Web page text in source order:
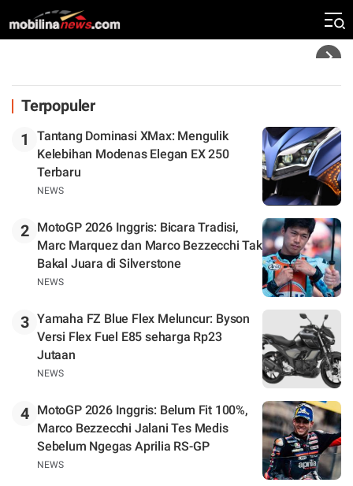
Rekor Kecepatan Silverstone!
Terpopuler
1
Tantang Dominasi XMax: Mengulik
Kelebihan Modenas Elegan EX 250
Terbaru
NEWS
2
MotoGP 2026 Inggris: Bicara Tradisi,
Marc Marquez dan Marco Bezzecchi Tak
Bakal Juara di Silverstone
NEWS
3 Yamaha FZ Blue Flex Meluncur: Byson
Versi Flex Fuel E85 seharga Rp23
Jutaan
NEWS
4
MotoGP 2026 Inggris: Belum Fit 100%,
Marco Bezzecchi Jalani Tes Medis
Sebelum Ngegas Aprilia RS-GP
NEWS